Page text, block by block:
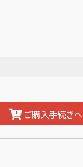
ご購入手続きへ